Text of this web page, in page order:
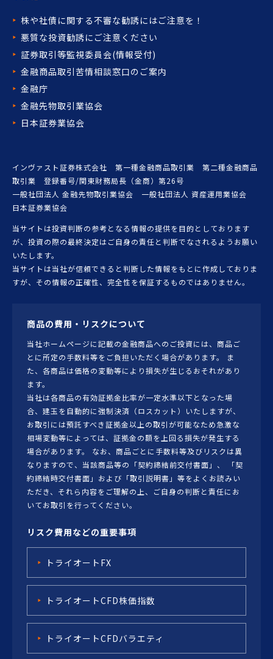
株や社債に関する不審な勧誘にはご注意を！
悪質な投資勧誘にご注意ください
証券取引等監視委員会(情報受付)
金融商品取引苦情相談窓口の ご案内
金融庁
金融先物取引業協会
日本証券業協会
インヴァスト証券株式会社 第一種金融商品取引業 第二種金融商品
取引業 登録番号/関東財務局長（金商）第26号
一般社団法人 金融先物取引業協会 一般社団法人 資産運用業協会
日本証券業協会
当サイトは投資判断の参考となる情報の提供を目的としております
が、投資の際の最終決定はご自身の責任と判断でなされるようお願い
いたします。
当サイトは当社が信頼できると判断した情報をもとに作成しておりま
すが、その情報の正確性、完全性を保証するものではありません。
商品の費用・リスクについて
当社ホームページに記載の金融商品へのご投資には、商品ご
とに所定の手数料等をご負担いただく場合があります。 ま
た、各商品は価格の変動等により損失が生じるおそれがあり
ます。
当社は各商品の有効証拠金比率が一定水準以下となった場
合、建玉を自動的に強制決済（ロスカット）いたしますが、
お取引には預託すべき証拠金以上の取引が可能なため急激な
相場変動等によっては、証拠金の額を上回る損失が発生する
場合があります。 なお、商品ごとに手数料等及びリスクは異
なりますので、当該商品等の「契約締結前交付書面」、 「契
約締結時交付書面」および「取引説明書」等をよくお読みい
ただき、それら内容をご理解の上、ご自身の判断と責任にお
いてお取引を行ってください。
リスク費用などの重要事項
トライオートFX
トライオートCFD株価指数
トライオートCFDバラエティ